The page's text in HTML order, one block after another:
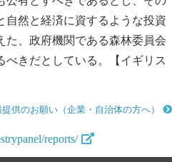
自然と経済に資するような投資
た、政府機関である森林委員会
べきだとしている。【イギリス
提供のお願い（企業・自治体の方へ）
reports/